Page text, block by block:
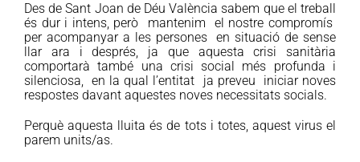
Des de Sant Joan de Déu València sabem que el treball
és dur i intens, però mantenim el nostre compromís
per acompanyar a les persones en situació de sense
llar ara i després, ja que aquesta crisi sanitària
comportarà també una crisi social més profunda i
silenciosa, en la qual l’entitat ja preveu iniciar noves
respostes davant aquestes noves necessitats socials.
Perquè aquesta lluita és de tots i totes, aquest virus el
parem units/as.